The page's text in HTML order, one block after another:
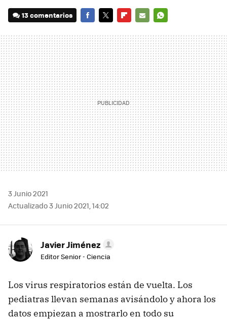
13 comentarios
MAIL
3 Junio 2021
Actualizado 3 Junio 2021, 14:02
Javier Jiménez
Editor Senior - Ciencia
Los virus respiratorios están de vuelta. Los
pediatras llevan semanas avisándolo y ahora los
datos empiezan a mostrarlo en todo su